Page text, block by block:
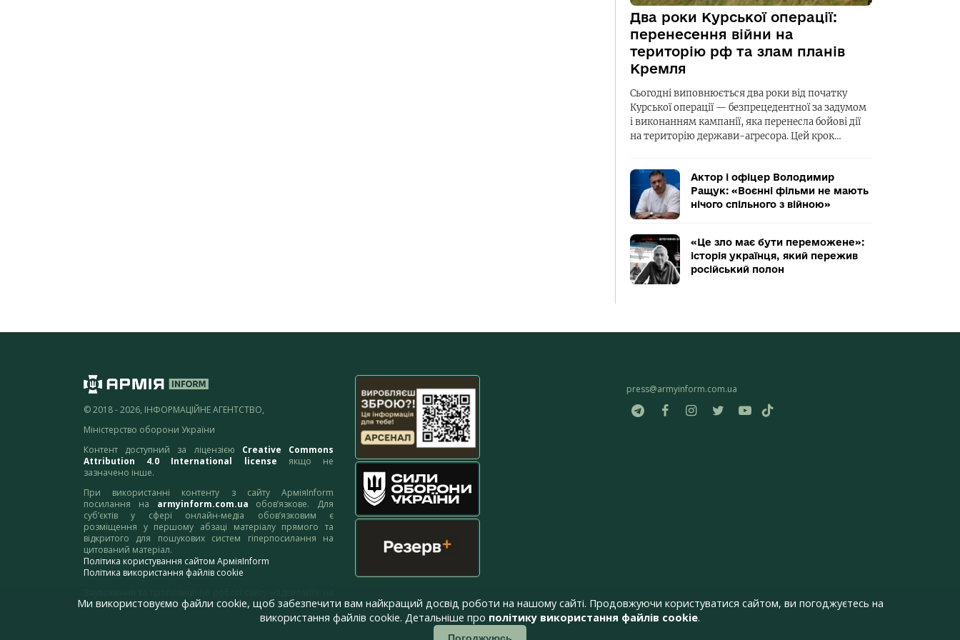
Два роки Курської операції:
перенесення війни на
територію рф та злам планів
Кремля
Сьогодні виповнюється два роки від початку
Курської операції — безпрецедентної за задумом
і виконанням кампанії, яка перенесла бойові дії
на територію держави-агресора. Цей крок…
Актор і офіцер Володимир
Ращук: «Воєнні фільми не мають
нічого спільного з війною»
«Це зло має бути переможене»:
історія українця, який пережив
російський полон
© 2018 - 2026, ІНФОРМАЦІЙНЕ АГЕНТСТВО,
Міністерство оборони України
Контент доступний за ліцензією Creative Commons
Attribution 4.0 International license якщо не
зазначено інше.
При використанні контенту з сайту АрміяInform
посилання на armyinform.com.ua обов’язкове. Для
суб’єктів у сфері онлайн-медіа обов’язковим є
розміщення у першому абзаці матеріалу прямого та
відкритого для пошукових систем гіперпосилання на
цитований матеріал.
Політика користування сайтом АрміяInform
Політика використання файлів cookie
адресу:webmaster@armyinform.com.ua
press@armyinform.com.ua
Ми використовуємо файли cookie, щоб забезпечити вам найкращий досвід роботи на нашому сайті. Продовжуючи користуватися сайтом, ви погоджуєтесь на
використання файлів cookie. Детальніше про політику використання файлів cookie.